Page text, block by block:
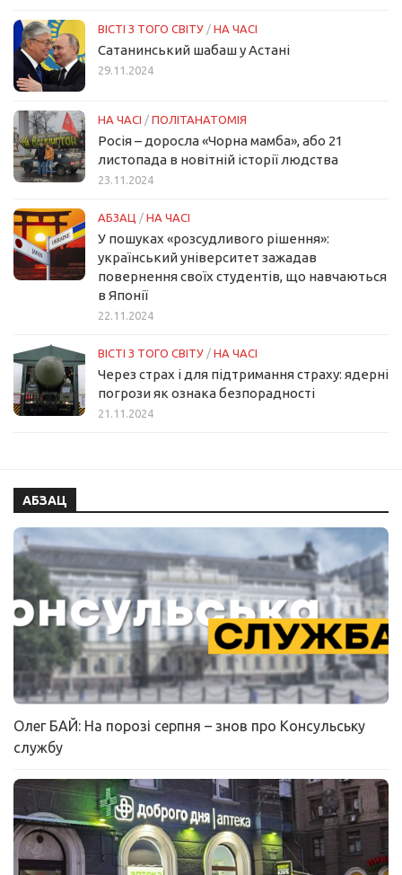
ВІСТІ З ТОГО СВІТУ / НА ЧАСІ
Сатанинський шабаш у Астані
29.11.2024
НА ЧАСІ / ПОЛІТАНАТОМІЯ
Росія – доросла «Чорна мамба», або 21
листопада в новітній історії людства
23.11.2024
АБЗАЦ / НА ЧАСІ
У пошуках «розсудливого рішення»:
український університет зажадав
повернення своїх студентів, що навчаються
в Японії
22.11.2024
ВІСТІ З ТОГО СВІТУ / НА ЧАСІ
Через страх і для підтримання страху: ядерні
погрози як ознака безпорадності
21.11.2024
АБЗАЦ
Олег БАЙ: На порозі серпня – знов про Консульську
службу